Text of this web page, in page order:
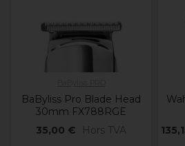
BaByliss Pro Blade Head
30mm FX788RGE
35,00 €
Hors TVA